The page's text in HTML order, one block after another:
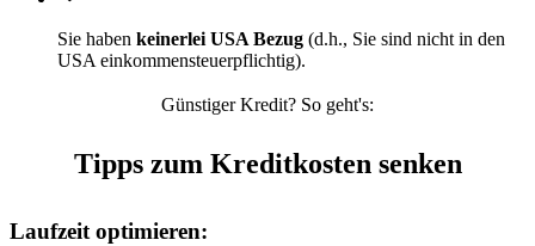
Sie haben keinerlei USA Bezug (d.h., Sie sind nicht in den
USA einkommensteuerpflichtig).
Günstiger Kredit? So geht's:
Tipps zum Kreditkosten senken
Laufzeit optimieren: